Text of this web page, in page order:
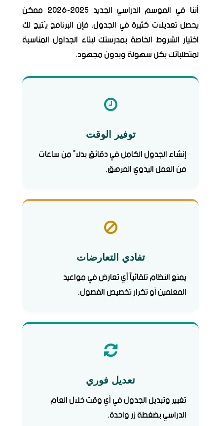
أننا في الموسم الدراسي الجديد 2025-2026 ممكن
يحصل تعديلات كثيرة في الجدول، فإن البرنامج يُتيح لك
اختيار الشروط الخاصة بمدرستك لبناء الجداول المناسبة
لمتطلباتك بكل سهولة وبدون مجهود.
توفير الوقت
إنشاء الجدول الكامل في دقائق بدلاً من ساعات
من العمل اليدوي المرهق.
تفادي التعارضات
يمنع النظام تلقائياً أي تعارض في مواعيد
المعلمين أو تكرار تخصيص الفصول.
تعديل فوري
تغيير وتبديل الجدول في أي وقت خلال العام
الدراسي بضغطة زر واحدة.